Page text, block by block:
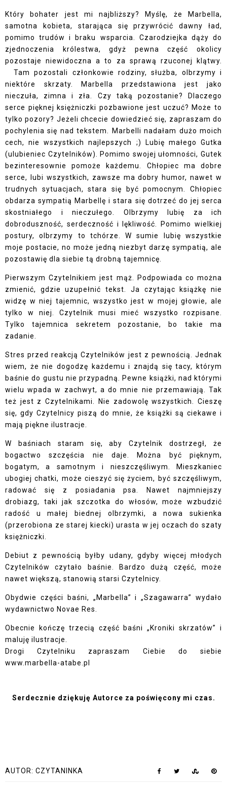
Który bohater jest mi najbliższy? Myślę, że Marbella,
samotna kobieta, starająca się przywrócić dawny ład,
pomimo trudów i braku wsparcia. Czarodziejka dąży do
zjednoczenia królestwa, gdyż pewna część okolicy
pozostaje niewidoczna a to za sprawą rzuconej klątwy.
Tam pozostali członkowie rodziny, służba, olbrzymy i
niektóre skrzaty. Marbella przedstawiona jest jako
nieczuła, zimna i zła. Czy taką pozostanie? Dlaczego
serce pięknej księżniczki pozbawione jest uczuć? Może to
tylko pozory? Jeżeli chcecie dowiedzieć się, zapraszam do
pochylenia się nad tekstem. Marbelli nadałam dużo moich
cech, nie wszystkich najlepszych ;) Lubię małego Gutka
(ulubieniec Czytelników). Pomimo swojej ułomności, Gutek
bezinteresownie pomoże każdemu. Chłopiec ma dobre
serce, lubi wszystkich, zawsze ma dobry humor, nawet w
trudnych sytuacjach, stara się być pomocnym. Chłopiec
obdarza sympatią Marbellę i stara się dotrzeć do jej serca
skostniałego i nieczułego. Olbrzymy lubię za ich
dobroduszność, serdeczność i lękliwość. Pomimo wielkiej
postury, olbrzymy to tchórze. W sumie lubię wszystkie
moje postacie, no może jedną niezbyt darzę sympatią, ale
pozostawię dla siebie tą drobną tajemnicę.
Pierwszym Czytelnikiem jest mąż. Podpowiada co można
zmienić, gdzie uzupełnić tekst. Ja czytając książkę nie
widzę w niej tajemnic, wszystko jest w mojej głowie, ale
tylko w niej. Czytelnik musi mieć wszystko rozpisane.
Tylko tajemnica sekretem pozostanie, bo takie ma
zadanie.
Stres przed reakcją Czytelników jest z pewnością. Jednak
wiem, że nie dogodzę każdemu i znajdą się tacy, którym
baśnie do gustu nie przypadną. Pewne książki, nad którymi
wielu wpada w zachwyt, a do mnie nie przemawiają. Tak
też jest z Czytelnikami. Nie zadowolę wszystkich. Cieszę
się, gdy Czytelnicy piszą do mnie, że książki są ciekawe i
mają piękne ilustracje.
W baśniach staram się, aby Czytelnik dostrzegł, że
bogactwo szczęścia nie daje. Można być pięknym,
bogatym, a samotnym i nieszczęśliwym. Mieszkaniec
ubogiej chatki, może cieszyć się życiem, być szczęśliwym,
radować się z posiadania psa. Nawet najmniejszy
drobiazg, taki jak szczotka do włosów, może wzbudzić
radość u małej biednej olbrzymki, a nowa sukienka
(przerobiona ze starej kiecki) urasta w jej oczach do szaty
księżniczki.
Debiut z pewnością byłby udany, gdyby więcej młodych
Czytelników czytało baśnie. Bardzo dużą część, może
nawet większą, stanowią starsi Czytelnicy.
Obydwie części baśni, „Marbella” i „Szagawarra” wydało
wydawnictwo Novae Res.
Obecnie kończę trzecią część baśni „Kroniki skrzatów” i
maluję ilustracje.
Drogi Czytelniku zapraszam Ciebie do siebie
www.marbella-atabe.pl
Serdecznie dziękuję Autorce za poświęcony mi czas.
AUTOR: CZYTANINKA